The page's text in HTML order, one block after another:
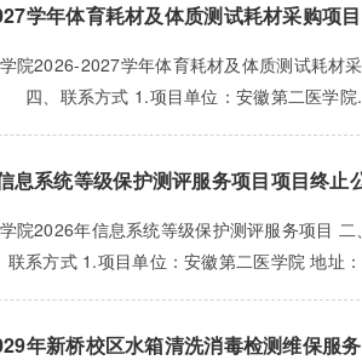
学年体育耗材及体质测试耗材采购项
院2026-2027学年体育耗材及体质测试耗
四、联系方式 1.项目单位：安徽第二医学院
息系统等级保护测评服务项目项目终止
院2026年信息系统等级保护测评服务项目
系方式 1.项目单位：安徽第二医学院 地址
年新桥校区水箱清洗消毒检测维保服